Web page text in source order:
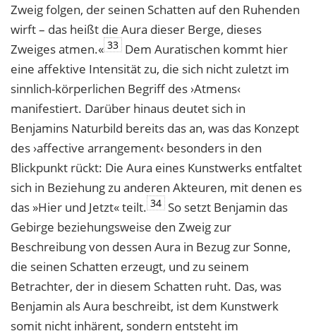
Zweig folgen, der seinen Schatten auf den Ruhenden
wirft – das heißt die Aura dieser Berge, dieses
Zweiges atmen.« 33 Dem Auratischen kommt hier
eine affektive Intensität zu, die sich nicht zuletzt im
sinnlich-körperlichen Begriff des ›Atmens‹
manifestiert. Darüber hinaus deutet sich in
Benjamins Naturbild bereits das an, was das Konzept
des ›affective arrangement‹ besonders in den
Blickpunkt rückt: Die Aura eines Kunstwerks entfaltet
sich in Beziehung zu anderen Akteuren, mit denen es
das »Hier und Jetzt« teilt. 34 So setzt Benjamin das
Gebirge beziehungsweise den Zweig zur
Beschreibung von dessen Aura in Bezug zur Sonne,
die seinen Schatten erzeugt, und zu seinem
Betrachter, der in diesem Schatten ruht. Das, was
Benjamin als Aura beschreibt, ist dem Kunstwerk
somit nicht inhärent, sondern entsteht im